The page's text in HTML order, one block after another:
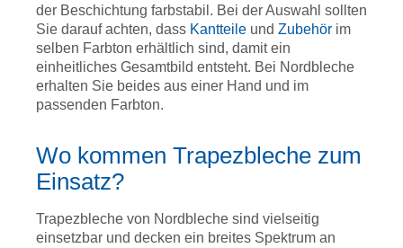
der Beschichtung farbstabil. Bei der Auswahl sollten
Sie darauf achten, dass Kantteile und Zubehör im
selben Farbton erhältlich sind, damit ein
einheitliches Gesamtbild entsteht. Bei Nordbleche
erhalten Sie beides aus einer Hand und im
passenden Farbton.
Wo kommen Trapezbleche zum
Einsatz?
Trapezbleche von Nordbleche sind vielseitig
einsetzbar und decken ein breites Spektrum an